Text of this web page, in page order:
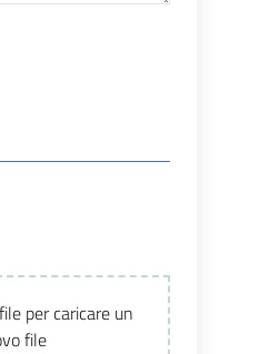
per caricare un
file